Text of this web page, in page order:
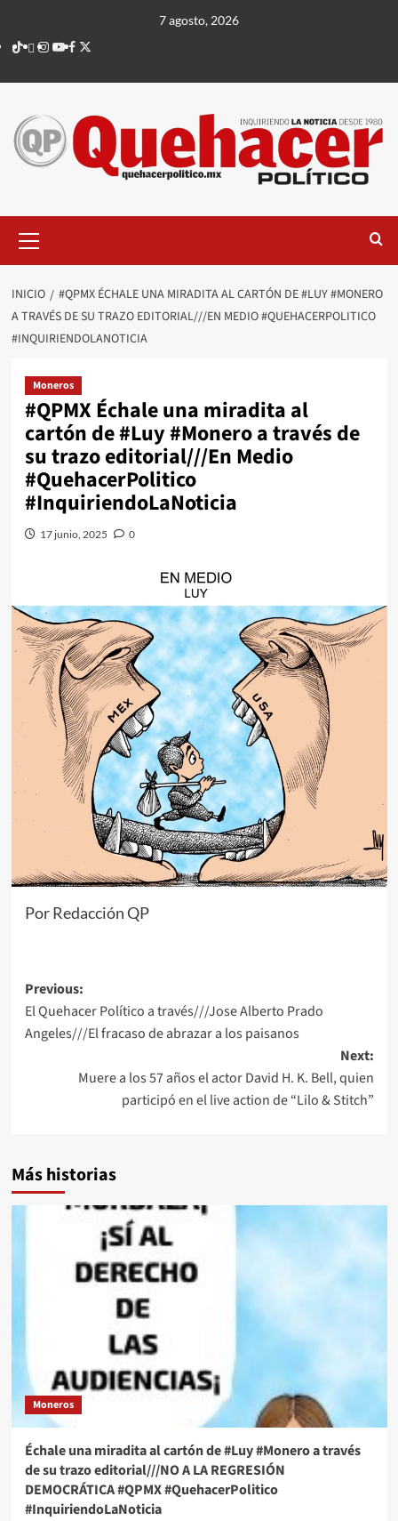
contenido
7 agosto, 2026
TikTok
threads
Instagram
Youtube
Facebook
X
principal
INICIO
#QPMX ÉCHALE UNA MIRADITA AL CARTÓN DE #LUY #MONERO
A TRAVÉS DE SU TRAZO EDITORIAL///EN MEDIO #QUEHACERPOLITICO
#INQUIRIENDOLANOTICIA
Moneros
#QPMX Échale una miradita al
cartón de #Luy #Monero a través de
su trazo editorial///En Medio
#QuehacerPolitico
#InquiriendoLaNoticia
17 junio, 2025 0
Por Redacción QP
Post
navigation
Previous:
El Quehacer Político a través///Jose Alberto Prado
Angeles///El fracaso de abrazar a los paisanos
Next:
Muere a los 57 años el actor David H. K. Bell, quien
participó en el live action de “Lilo & Stitch”
Más historias
Moneros
Échale una miradita al cartón de #Luy #Monero a través
de su trazo editorial///NO A LA REGRESIÓN
DEMOCRÁTICA #QPMX #QuehacerPolitico
#InquiriendoLaNoticia